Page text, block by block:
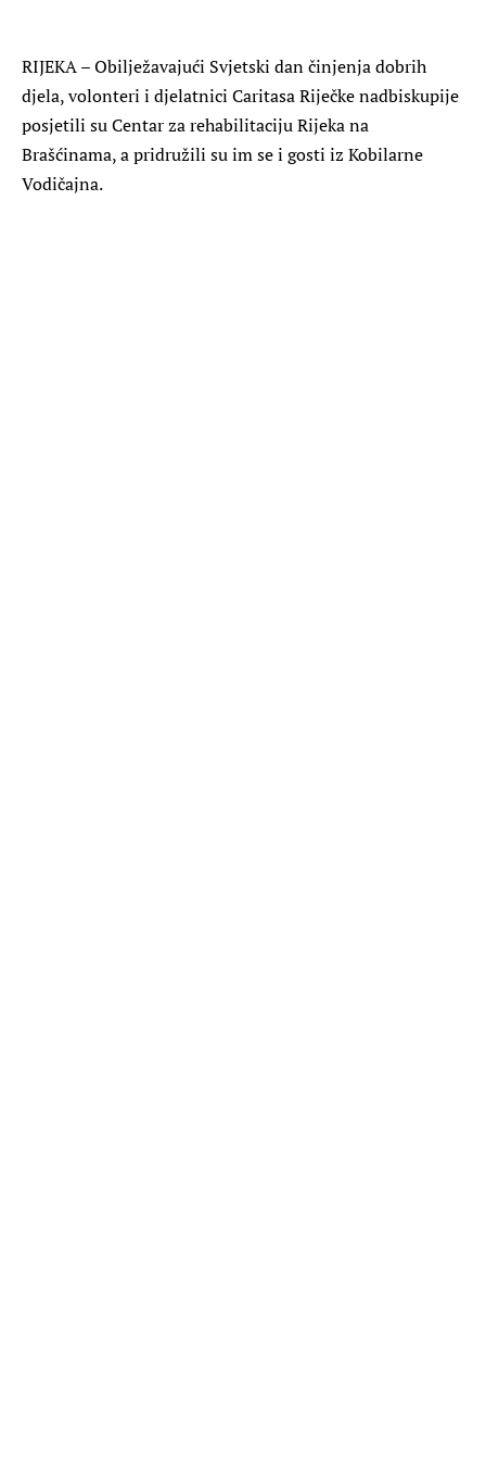
RIJEKA – Obilježavajući Svjetski dan činjenja dobrih
djela, volonteri i djelatnici Caritasa Riječke nadbiskupije
posjetili su Centar za rehabilitaciju Rijeka na
Brašćinama, a pridružili su im se i gosti iz Kobilarne
Vodičajna.